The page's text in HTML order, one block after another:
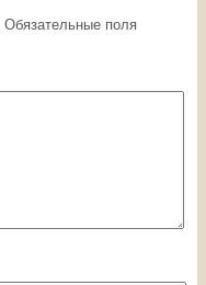
Обязательные поля